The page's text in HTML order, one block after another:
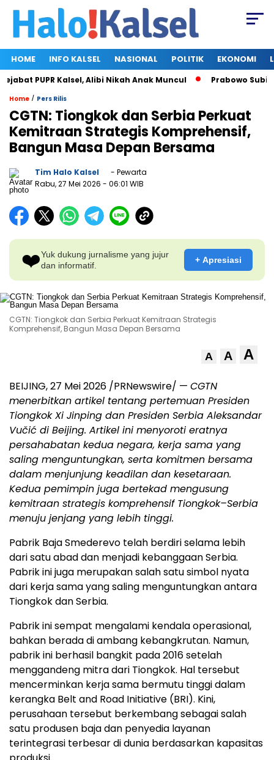
HOME INFO KALSEL NASIONAL POLITIK EKONOMI
PUPR Kalsel, Alibi Nikah Anak Muncul Prabowo
Home / Pers Rilis
CGTN: Tiongkok dan Serbia Perkuat
Kemitraan Strategis Komprehensif,
Bangun Masa Depan Bersama
Tim Halo Kalsel
- Pewarta
Rabu, 27 Mei 2026 - 06:01 WIB
❤️Yuk dukung jurnalisme yang jujur
dan informatif.
+ Apresiasi
CGTN: Tiongkok dan Serbia Perkuat Kemitraan Strategis
Komprehensif, Bangun Masa Depan Bersama
A A A
BEIJING, 27 Mei 2026 /PRNewswire/ — CGTN
menerbitkan artikel tentang pertemuan Presiden
Tiongkok Xi Jinping dan Presiden Serbia Aleksandar
Vučić di Beijing. Artikel ini menyoroti eratnya
persahabatan kedua negara, kerja sama yang
saling menguntungkan, serta komitmen bersama
dalam menjunjung keadilan dan kesetaraan.
Kedua pemimpin juga bertekad mengusung
kemitraan strategis komprehensif Tiongkok–Serbia
menuju jenjang yang lebih tinggi.
Pabrik Baja Smederevo telah berdiri selama lebih
dari satu abad dan menjadi kebanggaan Serbia.
Pabrik ini juga merupakan salah satu simbol nyata
dari kerja sama yang saling menguntungkan antara
Tiongkok dan Serbia.
Pabrik ini sempat mengalami kendala operasional,
bahkan berada di ambang kebangkrutan. Namun,
pabrik ini berhasil bangkit pada 2016 setelah
menggandeng mitra dari Tiongkok. Hal tersebut
mencerminkan kerja sama bermutu tinggi dalam
kerangka Belt and Road Initiative (BRI). Kini,
perusahaan tersebut berkembang sebagai salah
satu produsen baja dan penyedia layanan
terintegrasi terbesar di dunia berdasarkan kapasitas